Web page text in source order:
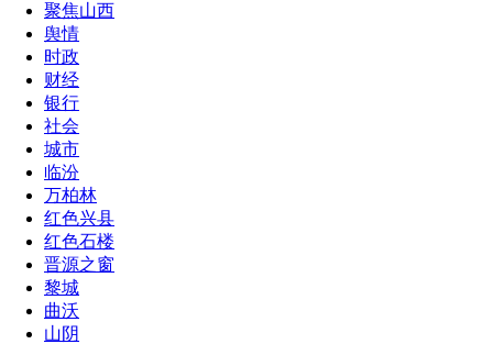
聚焦山西
舆情
时政
财经
银行
社会
城市
临汾
万柏林
红色兴县
红色石楼
晋源之窗
黎城
曲沃
山阴